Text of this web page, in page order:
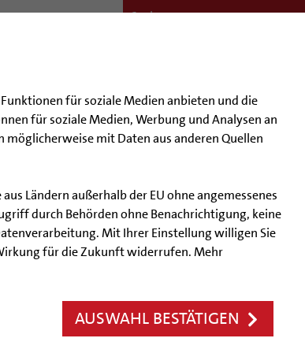
für soziale Medien anbieten und die
für soziale Medien, Werbung und Analysen an
mit Daten aus anderen Quellen
Ländern außerhalb der EU ohne angemessenes
durch Behörden ohne Benachrichtigung, keine
Mit Ihrer Einstellung willigen Sie
für die Zukunft widerrufen. Mehr
AUSWAHL BESTÄTIGEN
& HILFE BILDUNG & KULTUR KIRCHE &
homosexuellen Menschen und deren